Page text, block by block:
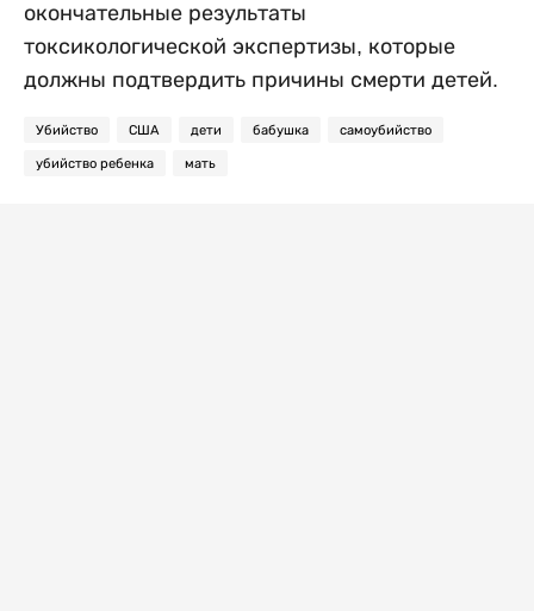
окончательные результаты
токсикологической экспертизы, которые
должны подтвердить причины смерти детей.
Убийство США дети бабушка самоубийство
убийство ребенка мать